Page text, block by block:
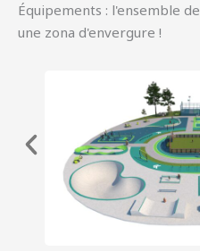
Équipements : l'ensemble
une zona d'envergure !